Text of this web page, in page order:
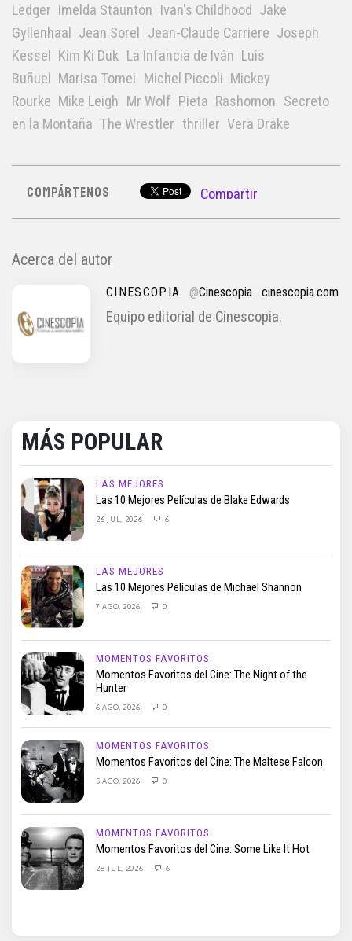
Ledger Imelda Staunton Ivan's Childhood Jake
Gyllenhaal Jean Sorel Jean-Claude Carriere Joseph
Kessel Kim Ki Duk La Infancia de Iván Luis
Buñuel Marisa Tomei Michel Piccoli Mickey
Rourke Mike Leigh Mr Wolf Pieta Rashomon Secreto
en la Montaña The Wrestler thriller Vera Drake
COMPÁRTENOS Compartir
Acerca del autor
CINESCOPIA @Cinescopia cinescopia.com
Equipo editorial de Cinescopia.
MÁS POPULAR
LAS MEJORES
Las 10 Mejores Películas de Blake Edwards
26 JUL, 2026 6
LAS MEJORES
Las 10 Mejores Películas de Michael Shannon
7 AGO, 2026 0
MOMENTOS FAVORITOS
Momentos Favoritos del Cine: The Night of the
Hunter
6 AGO, 2026 0
MOMENTOS FAVORITOS
Momentos Favoritos del Cine: The Maltese Falcon
5 AGO, 2026 0
MOMENTOS FAVORITOS
Momentos Favoritos del Cine: Some Like It Hot
28 JUL, 2026 6